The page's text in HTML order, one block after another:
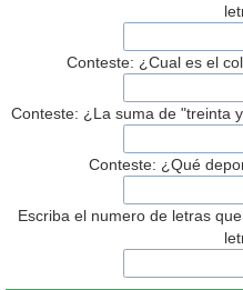
Conteste: ¿Cual es el
Conteste: ¿La suma de "treinta
Conteste: ¿Qué
Escriba el numero de letras